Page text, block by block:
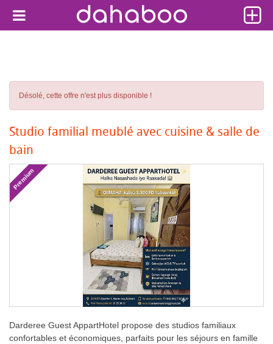
Désolé, cette offre n'est plus disponible !
Studio familial meublé avec cuisine & salle de
bain
Premium
Darderee Guest AppartHotel propose des studios familiaux
confortables et économiques, parfaits pour les séjours en famille